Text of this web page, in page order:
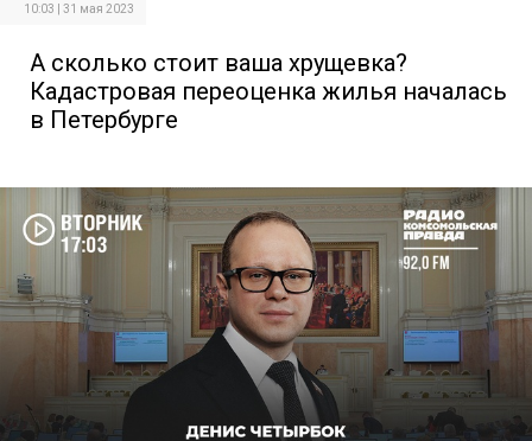
10:03 | 31 мая 2023
А сколько стоит ваша хрущевка?
Кадастровая переоценка жилья началась
в Петербурге